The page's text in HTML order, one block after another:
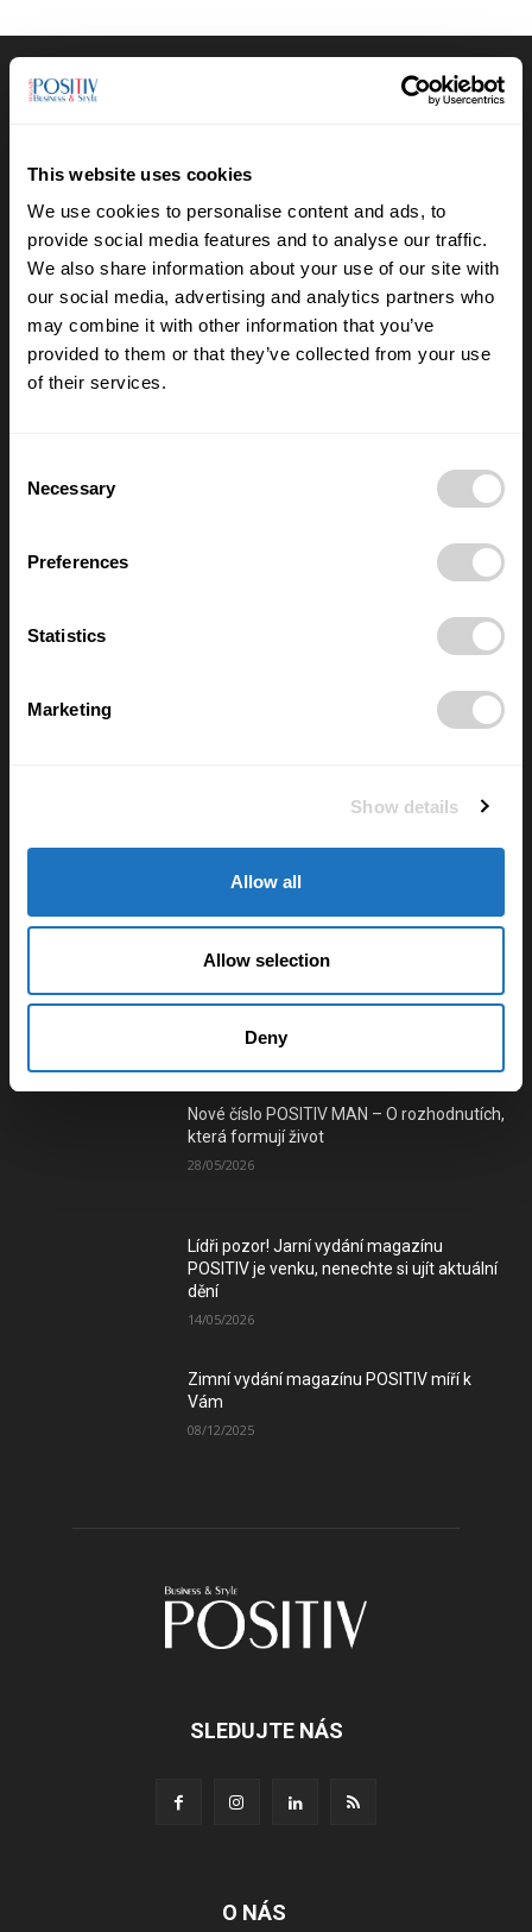
This website uses cookies
We use cookies to personalise content and ads, to
provide social media features and to analyse our traffic.
We also share information about your use of our site with
our social media, advertising and analytics partners who
may combine it with other information that you’ve
provided to them or that they’ve collected from your use
of their services.
Selection
Necessary
Preferences
Statistics
Marketing
Show details
Allow all
Allow selection
Deny
Výběr redakce
dětského oblečení, které roste spolu s
28/07/2026
Lucie Romanovská buduje v Beskydech
sad pro samosběr
16/07/2026
Nejčtenější
FYZIOporadna: Jak posilovat břicho a
nezničit si záda? Pozor na sklapovačky
zásuvce si lidé ověří, kolik zbytečně
11/06/2025
tramvajového spojení mezi městy na
03/01/2025
Číst e-verzi magazínu
Nové číslo POSITIV MAN – O rozhodnutích,
která formují život
28/05/2026
Lídři pozor! Jarní vydání magazínu
POSITIV je venku, nenechte si ujít aktuální
dění
14/05/2026
Zimní vydání magazínu POSITIV míří k
Vám
08/12/2025
SLEDUJTE NÁS
O NÁS